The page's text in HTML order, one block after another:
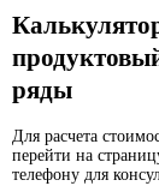
ряды
Для расчета
перейти на
телефону для